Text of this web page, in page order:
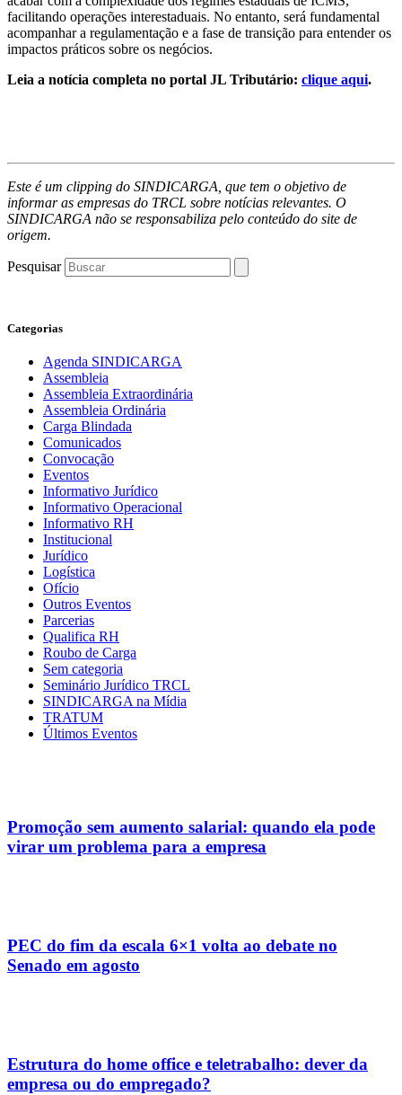
facilitando operações interestaduais. No entanto, será fundamental
acompanhar a regulamentação e a fase de transição para entender os
impactos práticos sobre os negócios.
Leia a notícia completa no portal JL Tributário: clique aqui.
Este é um clipping do SINDICARGA, que tem o objetivo de
informar as empresas do TRCL sobre notícias relevantes. O
SINDICARGA não se responsabiliza pelo conteúdo do site de
origem.
Pesquisar
Categorias
Agenda SINDICARGA
Assembleia
Assembleia Extraordinária
Assembleia Ordinária
Carga Blindada
Comunicados
Convocação
Eventos
Informativo Jurídico
Informativo Operacional
Informativo RH
Institucional
Jurídico
Logística
Ofício
Outros Eventos
Parcerias
Qualifica RH
Roubo de Carga
Sem categoria
Seminário Jurídico TRCL
SINDICARGA na Mídia
TRATUM
Últimos Eventos
Promoção sem aumento salarial: quando ela pode
virar um problema para a empresa
PEC do fim da escala 6×1 volta ao debate no
Senado em agosto
Estrutura do home office e teletrabalho: dever da
empresa ou do empregado?